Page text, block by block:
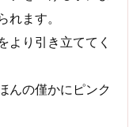
ます。
より引き立ててく
んの僅かにピンク